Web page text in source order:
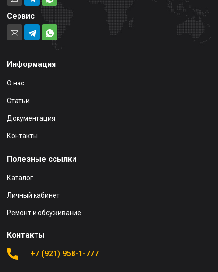
Сервис
Информация
О нас
Статьи
Документация
Контакты
Полезные ссылки
Каталог
Личный кабинет
Ремонт и обсуживание
Контакты
+7 (921) 958-1-777